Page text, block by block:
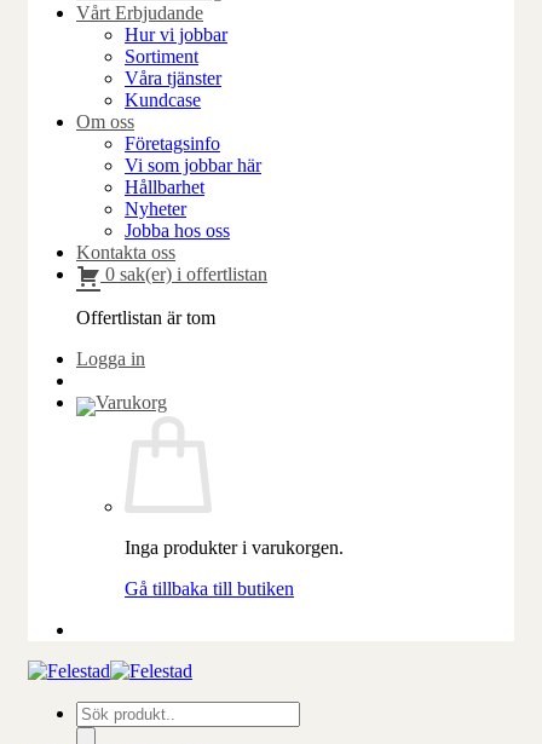
Vårt Erbjudande
Hur vi jobbar
Sortiment
Våra tjänster
Kundcase
Om oss
Företagsinfo
Vi som jobbar här
Hållbarhet
Nyheter
Jobba hos oss
Kontakta oss
0 sak(er) i offertlistan
Offertlistan är tom
Logga in
Inga produkter i varukorgen.
Gå tillbaka till butiken
Produktsökning